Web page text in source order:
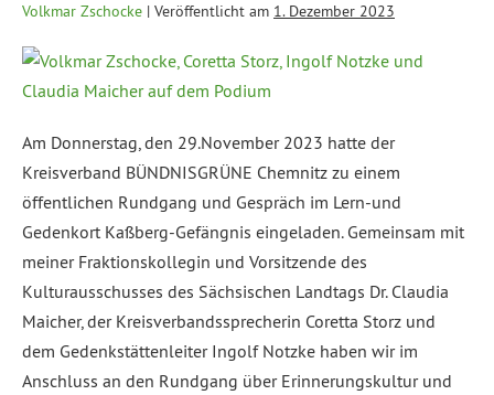
Volkmar Zschocke | Veröffentlicht am 1. Dezember 2023
Am Donnerstag, den 29.November 2023 hatte der
Kreisverband BÜNDNISGRÜNE Chemnitz zu einem
öffentlichen Rundgang und Gespräch im Lern-und
Gedenkort Kaßberg-Gefängnis eingeladen. Gemeinsam mit
meiner Fraktionskollegin und Vorsitzende des
Kulturausschusses des Sächsischen Landtags Dr. Claudia
Maicher, der Kreisverbandssprecherin Coretta Storz und
dem Gedenkstättenleiter Ingolf Notzke haben wir im
Anschluss an den Rundgang über Erinnerungskultur und